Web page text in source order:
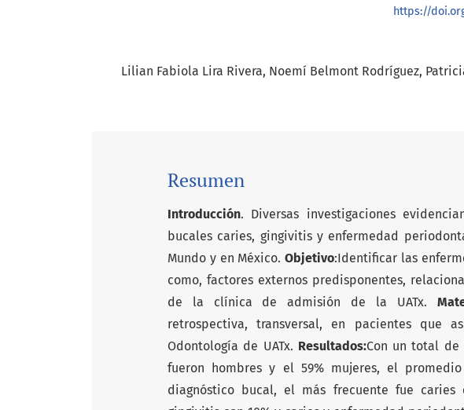
https://
Lilian Fabiola Lira Rivera Noemí Belmont Rodríguez
Resumen
Introducción. Diversas investigaciones
bucales caries, gingivitis y enfermedad
Mundo y en México.Objetivo:Identificar las
como, factores externos predisponentes,
de la clínica de admisión de la UATx.
retrospectiva, transversal, en pacientes que
Odontología de UATx. Resultados:Con un total de
fueron hombres y el 59% mujeres, el
diagnóstico bucal, el más frecuente fue